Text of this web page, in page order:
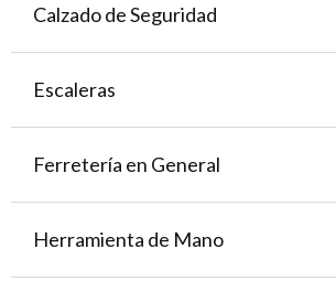
Calzado de Seguridad
Escaleras
Ferretería en General
Herramienta de Mano